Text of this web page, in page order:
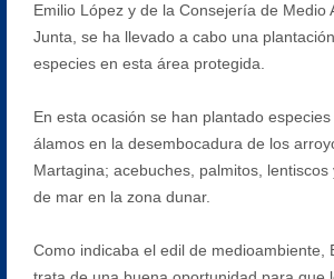
Emilio López y de la Consejería de Medio
Junta, se ha llevado a cabo una
especies en esta área protegida.
En esta ocasión se han plantado
álamos en la desembocadura de los
Martagina; acebuches, palmitos,
de mar en la zona dunar.
Como indicaba el edil de medioambiente,